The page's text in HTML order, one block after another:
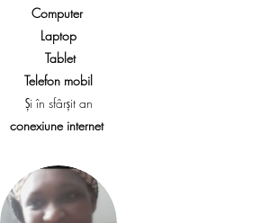
Computer
Laptop
Tablet
Telefon mobil
Și în sfârșit an
conexiune internet